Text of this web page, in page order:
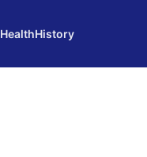
HealthHistory